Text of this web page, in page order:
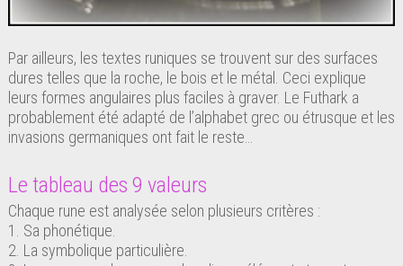
Par ailleurs, les textes runiques se trouvent sur des surfaces
dures telles que la roche, le bois et le métal. Ceci explique
leurs formes angulaires plus faciles à graver. Le Futhark a
probablement été adapté de l’alphabet grec ou étrusque et les
invasions germaniques ont fait le reste…
Le tableau des 9 valeurs
Chaque rune est analysée selon plusieurs critères :
1. Sa phonétique.
2. La symbolique particulière.